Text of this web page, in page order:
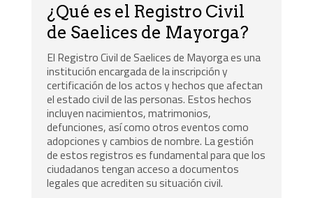
¿Qué es el Registro Civil
de Saelices de Mayorga?
El Registro Civil de Saelices de Mayorga es una
institución encargada de la inscripción y
certificación de los actos y hechos que afectan
el estado civil de las personas. Estos hechos
incluyen nacimientos, matrimonios,
defunciones, así como otros eventos como
adopciones y cambios de nombre. La gestión
de estos registros es fundamental para que los
ciudadanos tengan acceso a documentos
legales que acrediten su situación civil.